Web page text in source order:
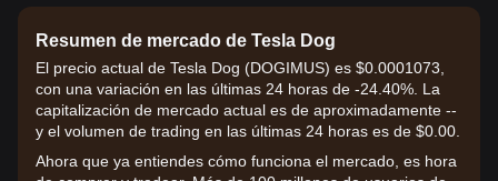
Resumen de mercado de Tesla Dog
El precio actual de Tesla Dog (DOGIMUS) es $0.0001073,
con una variación en las últimas 24 horas de -24.40%. La
capitalización de mercado actual es de aproximadamente --
y el volumen de trading en las últimas 24 horas es de $0.00.
Ahora que ya entiendes cómo funciona el mercado, es hora